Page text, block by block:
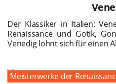
Der Klassiker in Italien:
Renaissance und Gotik,
Venedig lohnt sich für einen
Meisterwerke der